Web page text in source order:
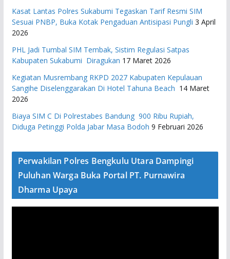
Kasat Lantas Polres Sukabumi Tegaskan Tarif Resmi SIM
Sesuai PNBP, Buka Kotak Pengaduan Antisipasi Pungli 3 April
2026
PHL Jadi Tumbal SIM Tembak, Sistim Regulasi Satpas
Kabupaten Sukabumi Diragukan 17 Maret 2026
Kegiatan Musrembang RKPD 2027 ​Kabupaten Kepulauan
Sangihe Diselenggarakan Di Hotel Tahuna Beach 14 Maret
2026
Biaya SIM C Di Polrestabes Bandung 900 Ribu Rupiah,
Diduga Petinggi Polda Jabar Masa Bodoh 9 Februari 2026
Perwakilan Polres Bengkulu Utara Dampingi
Puluhan Warga Buka Portal PT. Purnawira
Dharma Upaya